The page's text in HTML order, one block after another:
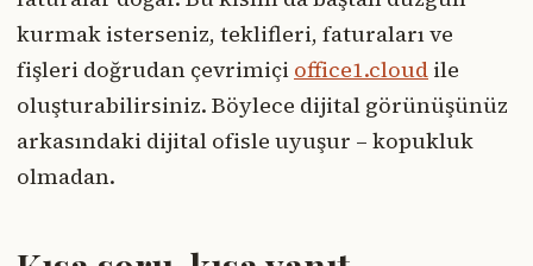
kurmak isterseniz, teklifleri, faturaları ve
fişleri doğrudan çevrimiçi office1.cloud ile
oluşturabilirsiniz. Böylece dijital görünüşünüz
arkasındaki dijital ofisle uyuşur – kopukluk
olmadan.